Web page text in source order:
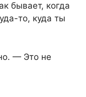
бывает, когда
то, куда ты
— Это не